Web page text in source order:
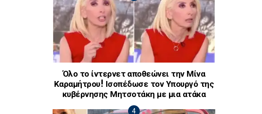
Όλο το ίντερνετ αποθεώνει την Μίνα
Καραμήτρου! Ισοπέδωσε τον Υπουργό της
κυβέρνησης Μητσοτάκη με μια ατάκα